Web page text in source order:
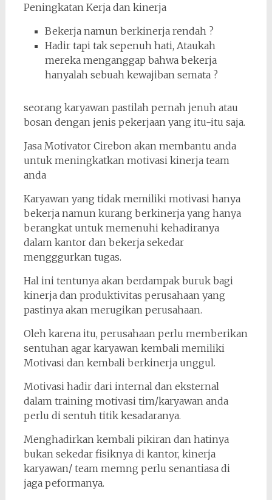
Peningkatan Kerja dan kinerja
Bekerja namun berkinerja rendah ?
Hadir tapi tak sepenuh hati, Ataukah
mereka menganggap bahwa bekerja
hanyalah sebuah kewajiban semata ?
seorang karyawan pastilah pernah jenuh atau
bosan dengan jenis pekerjaan yang itu-itu saja.
Jasa Motivator Cirebon akan membantu anda
untuk meningkatkan motivasi kinerja team
anda
Karyawan yang tidak memiliki motivasi hanya
bekerja namun kurang berkinerja yang hanya
berangkat untuk memenuhi kehadiranya
dalam kantor dan bekerja sekedar
mengggurkan tugas.
Hal ini tentunya akan berdampak buruk bagi
kinerja dan produktivitas perusahaan yang
pastinya akan merugikan perusahaan.
Oleh karena itu, perusahaan perlu memberikan
sentuhan agar karyawan kembali memiliki
Motivasi dan kembali berkinerja unggul.
Motivasi hadir dari internal dan eksternal
dalam training motivasi tim/karyawan anda
perlu di sentuh titik kesadaranya.
Menghadirkan kembali pikiran dan hatinya
bukan sekedar fisiknya di kantor, kinerja
karyawan/ team memng perlu senantiasa di
jaga peformanya.